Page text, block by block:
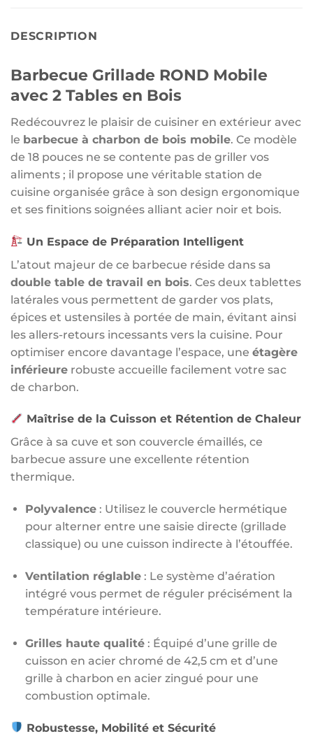
DESCRIPTION
Barbecue Grillade ROND Mobile
avec 2 Tables en Bois
Redécouvrez le plaisir de cuisiner en extérieur avec
le barbecue à charbon de bois mobile. Ce modèle
de 18 pouces ne se contente pas de griller vos
aliments ; il propose une véritable station de
cuisine organisée grâce à son design ergonomique
et ses finitions soignées alliant acier noir et bois.
Un Espace de Préparation Intelligent
L’atout majeur de ce barbecue réside dans sa
double table de travail en bois. Ces deux tablettes
latérales vous permettent de garder vos plats,
épices et ustensiles à portée de main, évitant ainsi
les allers-retours incessants vers la cuisine. Pour
optimiser encore davantage l’espace, une étagère
inférieure robuste accueille facilement votre sac
de charbon.
Maîtrise de la Cuisson et Rétention de Chaleur
Grâce à sa cuve et son couvercle émaillés, ce
barbecue assure une excellente rétention
thermique.
Polyvalence: Utilisez le couvercle hermétique
pour alterner entre une saisie directe (grillade
classique) ou une cuisson indirecte à l’étouffée.
Ventilation réglable: Le système d’aération
intégré vous permet de réguler précisément la
température intérieure.
Grilles haute qualité: Équipé d’une grille de
cuisson en acier chromé de 42,5 cm et d’une
grille à charbon en acier zingué pour une
combustion optimale.
Robustesse, Mobilité et Sécurité